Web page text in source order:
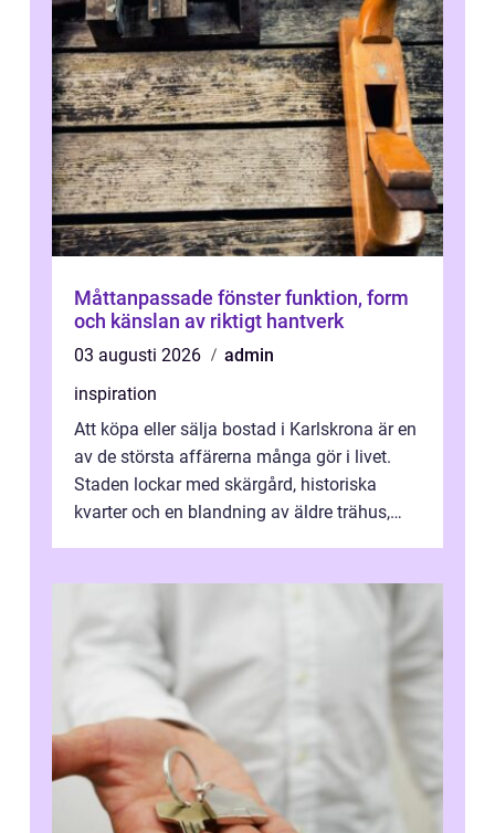
Måttanpassade fönster funktion, form
och känslan av riktigt hantverk
03 augusti 2026
admin
inspiration
Att köpa eller sälja bostad i Karlskrona är en
av de största affärerna många gör i livet.
Staden lockar med skärgård, historiska
kvarter och en blandning av äldre trähus,